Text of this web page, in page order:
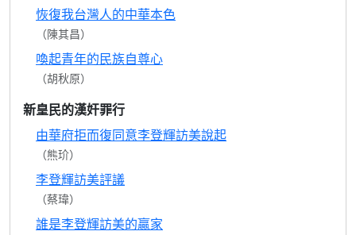
恢復我台灣人的中華本色
（陳其昌）
喚起青年的民族自尊心
（胡秋原）
新皇民的漢奸罪行
由華府拒而復同意李登輝訪美說起
（熊玠）
李登輝訪美評議
（蔡瑋）
誰是李登輝訪美的贏家